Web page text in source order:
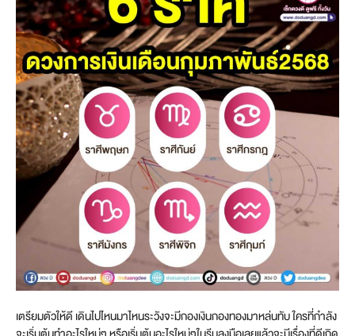
เตรียมตัวให้ดี เดินไปไหนมาไหนระวังจะมีกองเงินกองทองมาหล่นทับ ใครที่กำลัง